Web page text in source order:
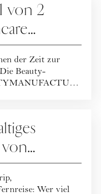
von 2
der Zeit zur
Beauty-
Wer viel